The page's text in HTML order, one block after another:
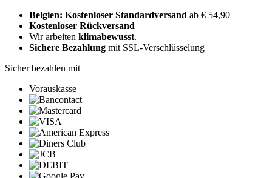
Belgien: Kostenloser Standardversand ab € 54,90
Kostenloser Rückversand
Wir arbeiten klimabewusst.
Sichere Bezahlung mit SSL-Verschlüsselung
Sicher bezahlen mit
Vorauskasse